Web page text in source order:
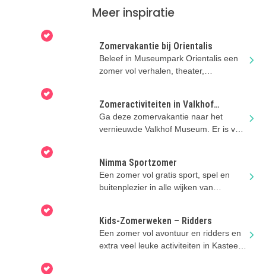
Meer inspiratie
Zomervakantie bij Orientalis
Beleef in Museumpark Orientalis een
zomer vol verhalen, theater,
Zomeractiviteiten in Valkhof
Museum
Ga deze zomervakantie naar het
vernieuwde Valkhof Museum. Er is van
Nimma Sportzomer
Een zomer vol gratis sport, spel en
buitenplezier in alle wijken van
Kids-Zomerweken – Ridders
Een zomer vol avontuur en ridders en
extra veel leuke activiteiten in Kasteel